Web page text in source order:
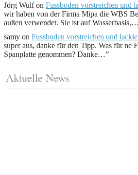
Jörg Wulfon Fussboden vorstreichen und
wir haben von der Firma Mipa die WBS
außen verwendet. Sie ist auf Wasserbasis,…
samy on Fussboden vorstreichen und
super aus, danke für den Tipp. Was für ne
Spanplatte genommen? Danke…”
Aktuelle News